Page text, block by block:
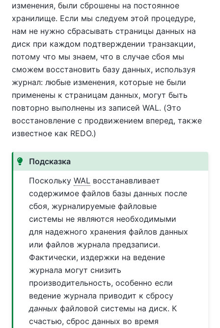
изменения, были сброшены на постоянное
хранилище. Если мы следуем этой процедуре,
нам не нужно сбрасывать страницы данных на
диск при каждом подтверждении транзакции,
потому что мы знаем, что в случае сбоя мы
сможем восстановить базу данных, используя
журнал: любые изменения, которые не были
применены к страницам данных, могут быть
повторно выполнены из записей WAL. (Это
восстановление с продвижением вперед, также
известное как REDO.)
Подсказка
ПосколькуWAL восстанавливает
содержимое файлов базы данных после
сбоя, журналируемые файловые
системы не являются необходимыми
для надежного хранения файлов данных
или файлов журнала предзаписи.
Фактически, издержки на ведение
журнала могут снизить
производительность, особенно если
ведение журнала приводит к сбросу
данных файловой системы на диск. К
счастью, сброс данных во время